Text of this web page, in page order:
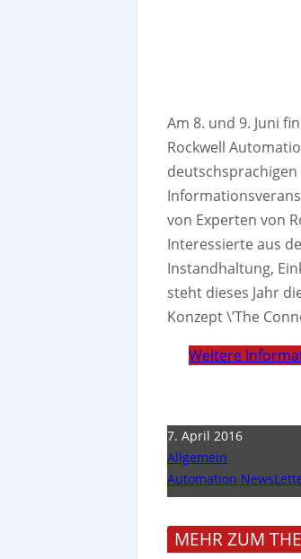
Am 8. und 9. Juni
Rockwell
von Experten von
Interessierte aus
Instandhaltung,
steht dieses Jahr
Konzept \’The
Weitere
7. April 2016
Allgemein
Automation
MEHR ZUM